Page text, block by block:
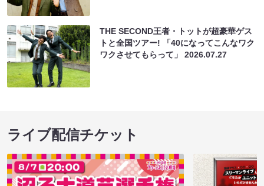
THE SECOND王者・トットが超豪華ゲス
トと全国ツアー! 「40になってこんなワク
ワクさせてもらって」2026.07.27
ライブ配信チケット